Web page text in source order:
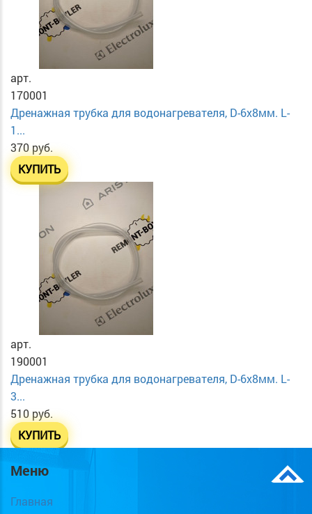
арт.
170001
Дренажная трубка для водонагревателя, D-6х8мм. L-
1...
370 руб.
КУПИТЬ
арт.
190001
Дренажная трубка для водонагревателя, D-6х8мм. L-
3...
510 руб.
КУПИТЬ
Меню
Главная